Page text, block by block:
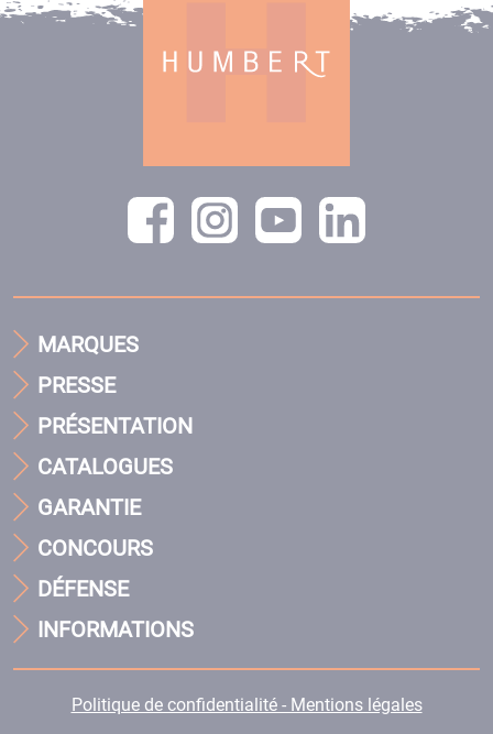
MARQUES
PRESSE
PRÉSENTATION
CATALOGUES
GARANTIE
CONCOURS
DÉFENSE
INFORMATIONS
Politique de confidentialité - Mentions légales